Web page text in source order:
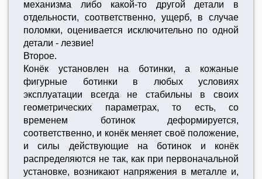
механизма либо какой-то другой детали в
отдельности, соответственно, ущерб, в случае
поломки, оценивается исключительно по одной
детали - лезвие!
Второе.
Конёк установлен на ботинки, а кожаные
фигурные ботинки в любых условиях
эксплуатации всегда не стабильны в своих
геометрических параметрах, то есть, со
временем ботинок деформируется,
соответственно, и конёк меняет своё положение,
и силы действующие на ботинок и конёк
распределяются не так, как при первоначальной
установке, возникают напряжения в металле и,